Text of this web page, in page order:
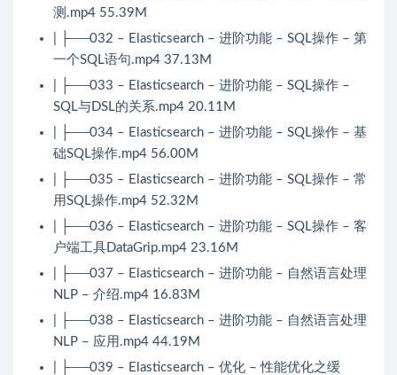
测.mp4 55.39M
| ├──032 – Elasticsearch – 进阶功能 – SQL操作 – 第
一个SQL语句.mp4 37.13M
| ├──033 – Elasticsearch – 进阶功能 – SQL操作 –
SQL与DSL的关系.mp4 20.11M
| ├──034 – Elasticsearch – 进阶功能 – SQL操作 – 基
础SQL操作.mp4 56.00M
| ├──035 – Elasticsearch – 进阶功能 – SQL操作 – 常
用SQL操作.mp4 52.32M
| ├──036 – Elasticsearch – 进阶功能 – SQL操作 – 客
户端工具DataGrip.mp4 23.16M
| ├──037 – Elasticsearch – 进阶功能 – 自然语言处理
NLP – 介绍.mp4 16.83M
| ├──038 – Elasticsearch – 进阶功能 – 自然语言处理
NLP – 应用.mp4 44.19M
| ├──039 – Elasticsearch – 优化 – 性能优化之缓